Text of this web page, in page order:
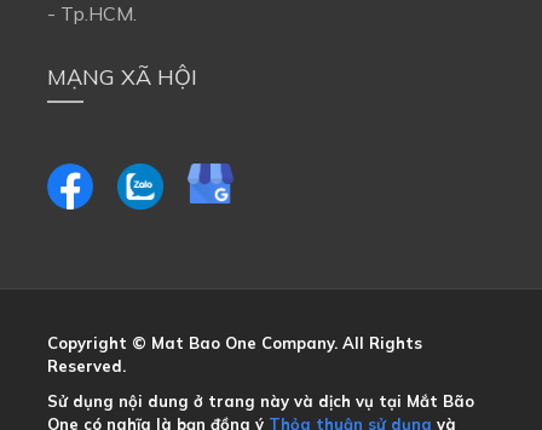
- Tp.HCM.
MẠNG XÃ HỘI
Copyright © Mat Bao One Company. All Rights
Reserved.
Sử dụng nội dung ở trang này và dịch vụ tại Mắt Bão
One có nghĩa là bạn đồng ý Thỏa thuận sử dụng và